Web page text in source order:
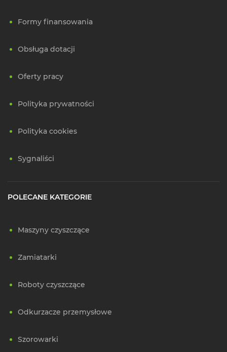
Formy finansowania
Obsługa dotacji
Oferty pracy
Polityka prywatności
Polityka cookies
Sygnaliści
POLECANE KATEGORIE
Maszyny czyszczące
Zamiatarki
Roboty czyszczące
Odkurzacze przemysłowe
Szorowarki